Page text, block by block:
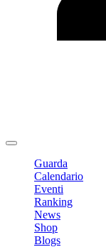
Guarda
Calendario
Eventi
Ranking
News
Shop
Blogs